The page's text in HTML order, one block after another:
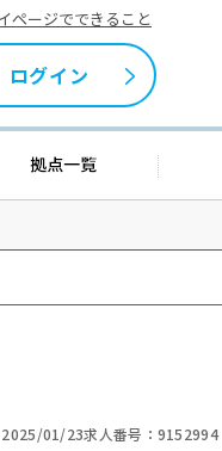
ページでできること
ログイン
アアドバイザー紹介拠点一覧
2025/01/23求人番号：9152994